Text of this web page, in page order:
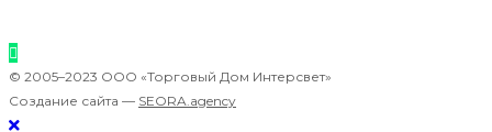
© 2005–2023 ООО «Торговый Дом Интерсвет»
Создание сайта — SEORA.agency